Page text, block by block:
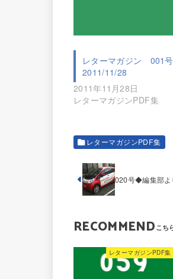
レターマガジン 001
2011/11/28
2011年11月28日
レターマガジンPDF集
レターマガジンPDF集
020号◆編集部
RECOMMEND
レターマガジンPDF集